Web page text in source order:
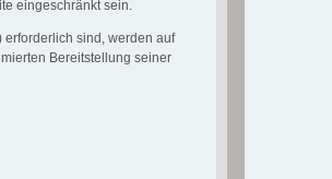
eingeschränkt sein.
erforderlich sind, werden auf
Bereitstellung seiner